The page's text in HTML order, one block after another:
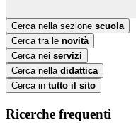
Cerca nella sezione scuola
Cerca tra le novità
Cerca nei servizi
Cerca nella didattica
Cerca in tutto il sito
Ricerche frequenti